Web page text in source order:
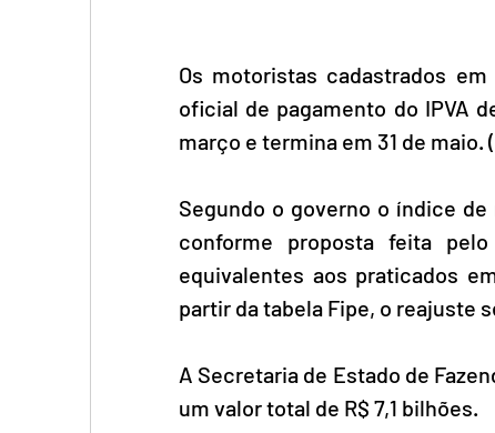
Os motoristas cadastrados
oficial de pagamento do IPVA
março e termina em 31 de
Segundo o governo o índice
conforme proposta feita
equivalentes aos praticados
partir da tabela Fipe, o reajuste
A Secretaria de Estado de
um valor total de R$ 7,1 bilhões.